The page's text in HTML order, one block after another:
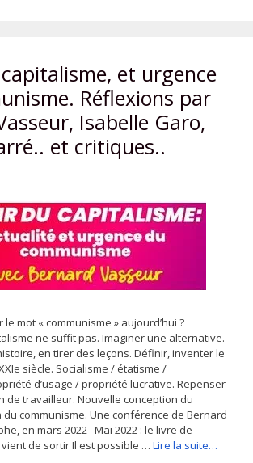
et urgence
Réflexions par
Isabelle Garo,
et critiques..
mot « communisme » aujourd’hui ?
ne suffit pas. Imaginer une alternative.
en tirer des leçons. Définir, inventer le
siècle. Socialisme / étatisme /
d’usage / propriété lucrative. Repenser
de travailleur. Nouvelle conception du
du communisme. Une conférence de Bernard
en mars 2022 Mai 2022 : le livre de
de sortir Il est possible … Lire la suite…